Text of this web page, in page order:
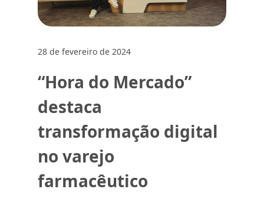
28 de fevereiro de 2024
“Hora do Mercado”
destaca
transformação digital
no varejo
farmacêutico